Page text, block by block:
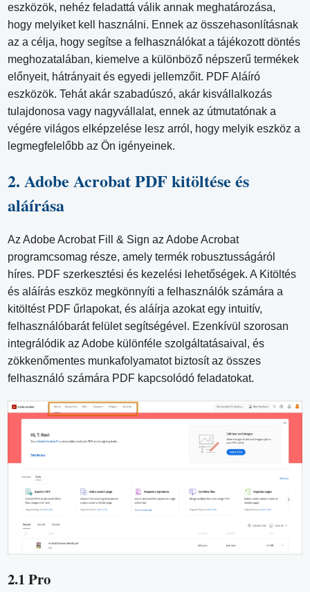
eszközök, nehéz feladattá válik annak meghatározása,
hogy melyiket kell használni. Ennek az összehasonlításnak
az a célja, hogy segítse a felhasználókat a tájékozott döntés
meghozatalában, kiemelve a különböző népszerű termékek
előnyeit, hátrányait és egyedi jellemzőit. PDF Aláíró
eszközök. Tehát akár szabadúszó, akár kisvállalkozás
tulajdonosa vagy nagyvállalat, ennek az útmutatónak a
végére világos elképzelése lesz arról, hogy melyik eszköz a
legmegfelelőbb az Ön igényeinek.
2. Adobe Acrobat PDF kitöltése és
aláírása
Az Adobe Acrobat Fill & Sign az Adobe Acrobat
programcsomag része, amely termék robusztusságáról
híres. PDF szerkesztési és kezelési lehetőségek. A Kitöltés
és aláírás eszköz megkönnyíti a felhasználók számára a
kitöltést PDF űrlapokat, és aláírja azokat egy intuitív,
felhasználóbarát felület segítségével. Ezenkívül szorosan
integrálódik az Adobe különféle szolgáltatásaival, és
zökkenőmentes munkafolyamatot biztosít az összes
felhasználó számára PDF kapcsolódó feladatokat.
2.1 Pro